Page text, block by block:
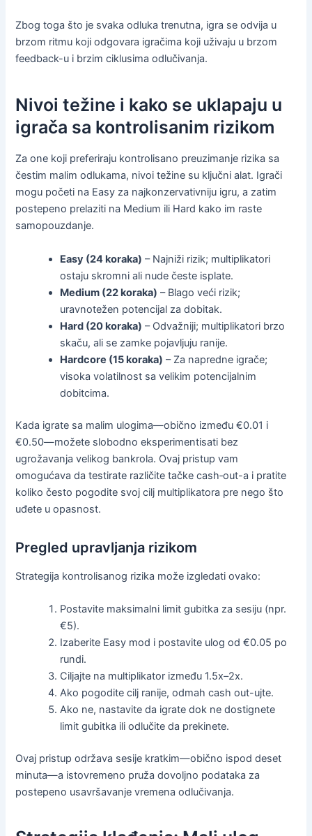
Zbog toga što je svaka odluka trenutna, igra se odvija u
brzom ritmu koji odgovara igračima koji uživaju u brzom
feedback-u i brzim ciklusima odlučivanja.
Nivoi težine i kako se uklapaju u
igrača sa kontrolisanim rizikom
Za one koji preferiraju kontrolisano preuzimanje rizika sa
čestim malim odlukama, nivoi težine su ključni alat. Igrači
mogu početi na Easy za najkonzervativniju igru, a zatim
postepeno prelaziti na Medium ili Hard kako im raste
samopouzdanje.
Easy (24 koraka) – Najniži rizik; multiplikatori
ostaju skromni ali nude česte isplate.
Medium (22 koraka) – Blago veći rizik;
uravnotežen potencijal za dobitak.
Hard (20 koraka) – Odvažniji; multiplikatori brzo
skaču, ali se zamke pojavljuju ranije.
Hardcore (15 koraka) – Za napredne igrače;
visoka volatilnost sa velikim potencijalnim
dobitcima.
Kada igrate sa malim ulogima—obično između €0.01 i
€0.50—možete slobodno eksperimentisati bez
ugrožavanja velikog bankrola. Ovaj pristup vam
omogućava da testirate različite tačke cash‑out-a i pratite
koliko često pogodite svoj cilj multiplikatora pre nego što
uđete u opasnost.
Pregled upravljanja rizikom
Strategija kontrolisanog rizika može izgledati ovako:
Postavite maksimalni limit gubitka za sesiju (npr.
€5).
Izaberite Easy mod i postavite ulog od €0.05 po
rundi.
Ciljajte na multiplikator između 1.5x–2x.
Ako pogodite cilj ranije, odmah cash out-ujte.
Ako ne, nastavite da igrate dok ne dostignete
limit gubitka ili odlučite da prekinete.
Ovaj pristup održava sesije kratkim—obično ispod deset
minuta—a istovremeno pruža dovoljno podataka za
postepeno usavršavanje vremena odlučivanja.